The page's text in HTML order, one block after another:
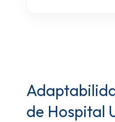
de Hospital